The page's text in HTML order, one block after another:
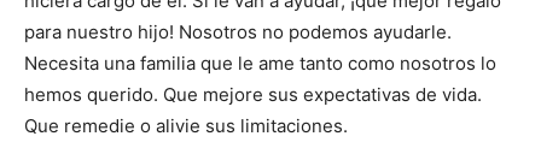
para nuestro hijo! Nosotros no podemos ayudarle.
Necesita una familia que le ame tanto como nosotros lo
hemos querido. Que mejore sus expectativas de vida.
Que remedie o alivie sus limitaciones.